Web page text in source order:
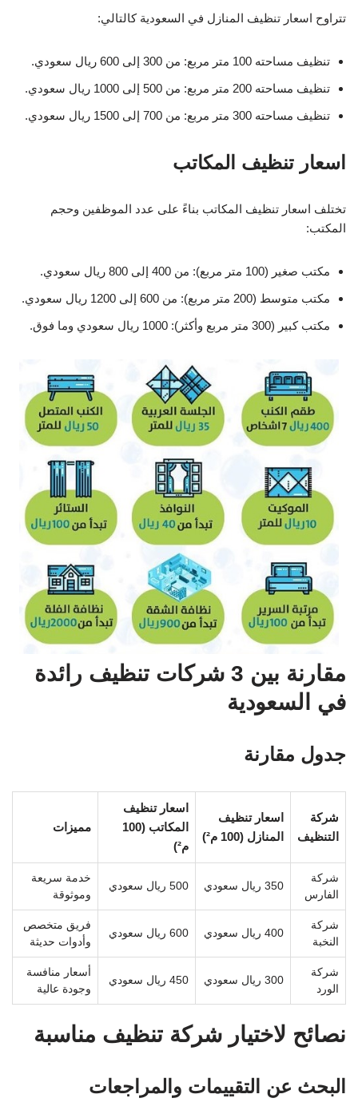
تتراوح اسعار تنظيف المنازل في السعودية كالتالي:
تنظيف مساحته 100 متر مربع: من 300 إلى 600 ريال سعودي.
تنظيف مساحته 200 متر مربع: من 500 إلى 1000 ريال سعودي.
تنظيف مساحته 300 متر مربع: من 700 إلى 1500 ريال سعودي.
اسعار تنظيف المكاتب
تختلف اسعار تنظيف المكاتب بناءً على عدد الموظفين وحجم
المكتب:
مكتب صغير (100 متر مربع): من 400 إلى 800 ريال سعودي.
مكتب متوسط (200 متر مربع): من 600 إلى 1200 ريال سعودي.
مكتب كبير (300 متر مربع وأكثر): 1000 ريال سعودي وما فوق.
مقارنة بين 3 شركات تنظيف رائدة
في السعودية
جدول مقارنة
شركة
التنظيف
اسعار تنظيف
المنازل (100 م²)
اسعار تنظيف
المكاتب (100
م²)
مميزات
شركة
الفارس
350 ريال سعودي 500 ريال سعودي
خدمة سريعة
وموثوقة
شركة
النخبة
400 ريال سعودي 600 ريال سعودي
فريق متخصص
وأدوات حديثة
شركة
الورد
300 ريال سعودي 450 ريال سعودي
أسعار منافسة
وجودة عالية
نصائح لاختيار شركة تنظيف مناسبة
البحث عن التقييمات والمراجعات